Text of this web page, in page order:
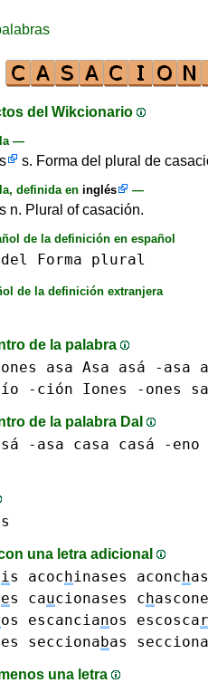
del Wikcionario
—
s. Forma del plural de
definida en inglés —
n. Plural of casación.
de la definición en español
del Forma plural
de la definición extranjera
de la palabra
asa Asa asá -asa
-ción Iones -ones
de la palabra DaI
-asa casa casá -eno
una letra adicional
is acochinases aconch
es caucionases ch
os escancianos escoscar
seccionabas secciona
una letra